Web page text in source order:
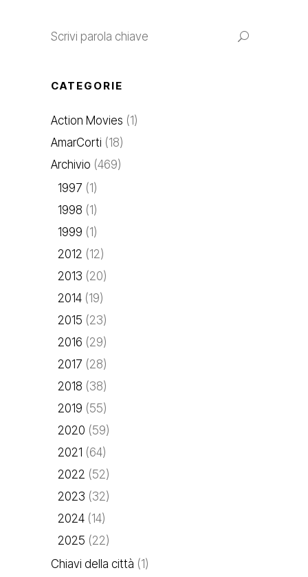
for:
CATEGORIE
Action Movies (1)
AmarCorti (18)
Archivio (469)
1997 (1)
1998 (1)
1999 (1)
2012 (12)
2013 (20)
2014 (19)
2015 (23)
2016 (29)
2017 (28)
2018 (38)
2019 (55)
2020 (59)
2021 (64)
2022 (52)
2023 (32)
2024 (14)
2025 (22)
Chiavi della città (1)